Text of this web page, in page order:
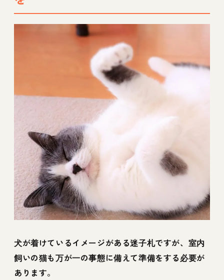
犬が着けているイメージがある迷子札ですが、室内
飼いの猫も万が一の事態に備えて準備をする必要が
あります。